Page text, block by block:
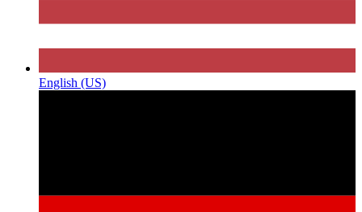
English (US)